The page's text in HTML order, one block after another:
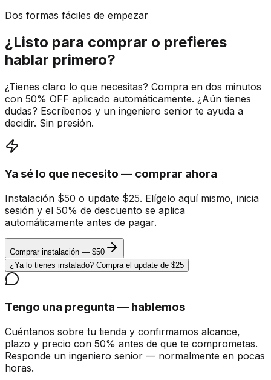
Dos formas fáciles de empezar
¿Listo para comprar o prefieres
hablar primero?
¿Tienes claro lo que necesitas? Compra en dos minutos
con 50% OFF aplicado automáticamente. ¿Aún tienes
dudas? Escríbenos y un ingeniero senior te ayuda a
decidir. Sin presión.
Ya sé lo que necesito — comprar ahora
Instalación $50 o update $25. Elígelo aquí mismo, inicia
sesión y el 50% de descuento se aplica
automáticamente antes de pagar.
Comprar instalación — $50
¿Ya lo tienes instalado? Compra el update de $25
Tengo una pregunta — hablemos
Cuéntanos sobre tu tienda y confirmamos alcance,
plazo y precio con 50% antes de que te comprometas.
Responde un ingeniero senior — normalmente en pocas
horas.